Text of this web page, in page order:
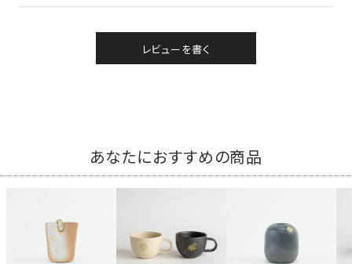
レビューを書く
あなたにおすすめの商品